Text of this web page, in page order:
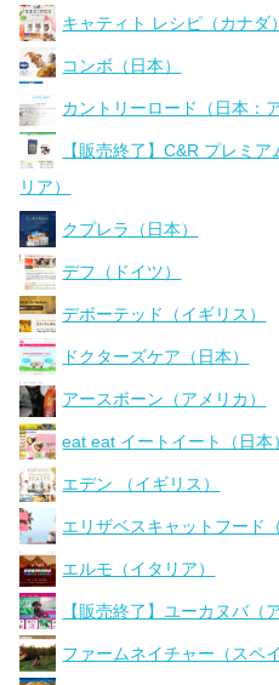
キャティト レシピ（カナダ）
コンボ（日本）
カントリーロード（日本：
【販売終了】C&R プレミ
リア）
クプレラ（日本）
デフ（ドイツ）
デボーテッド（イギリス）
ドクターズケア（日本）
アースボーン（アメリカ）
eat eat イートイート（日本
エデン （イギリス）
エリザベスキャットフード
エルモ（イタリア）
【販売終了】ユーカヌバ（
ファームネイチャー（スペイ